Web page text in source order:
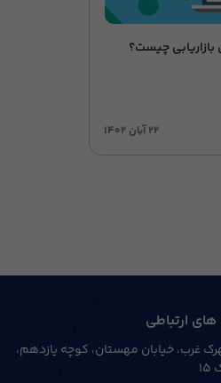
چیست؟
۲۲ آبان ۱۴۰۲
های ارتباطی
غرب، خیابان مهستان، کوچه یازدهم،